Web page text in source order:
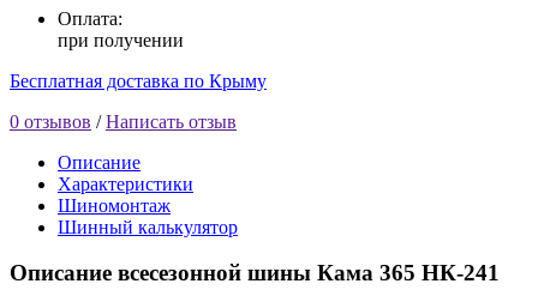
Оплата:
при получении
Бесплатная доставка по Крыму
0 отзывов /Написать отзыв
Описание
Характеристики
Шиномонтаж
Шинный калькулятор
Описание всесезонной шины Кама 365 НК-241